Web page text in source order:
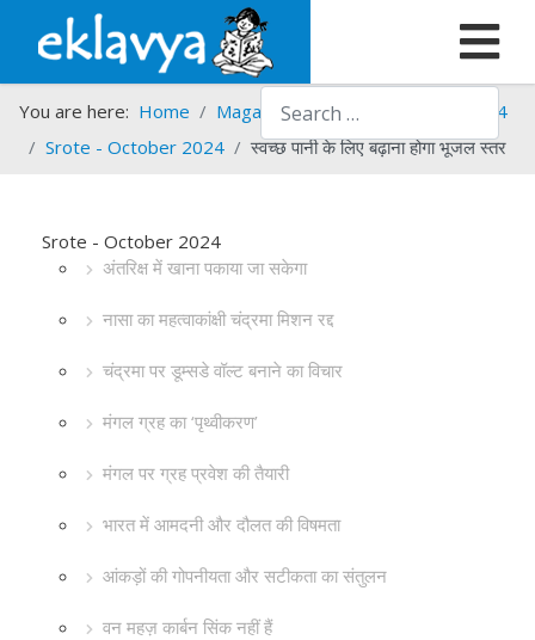
Search
You are here: Home Magazines Srote
Srote - 2024
Srote - October 2024
स्वच्छ पानी के लिए बढ़ाना होगा भूजल स्तर
Srote - October 2024
अंतरिक्ष में खाना पकाया जा सकेगा
नासा का महत्वाकांक्षी चंद्रमा मिशन रद्द
चंद्रमा पर डूम्सडे वॉल्ट बनाने का विचार
मंगल ग्रह का ‘पृथ्वीकरण’
मंगल पर ग्रह प्रवेश की तैयारी
भारत में आमदनी और दौलत की विषमता
आंकड़ों की गोपनीयता और सटीकता का संतुलन
वन महज़ कार्बन सिंक नहीं हैं